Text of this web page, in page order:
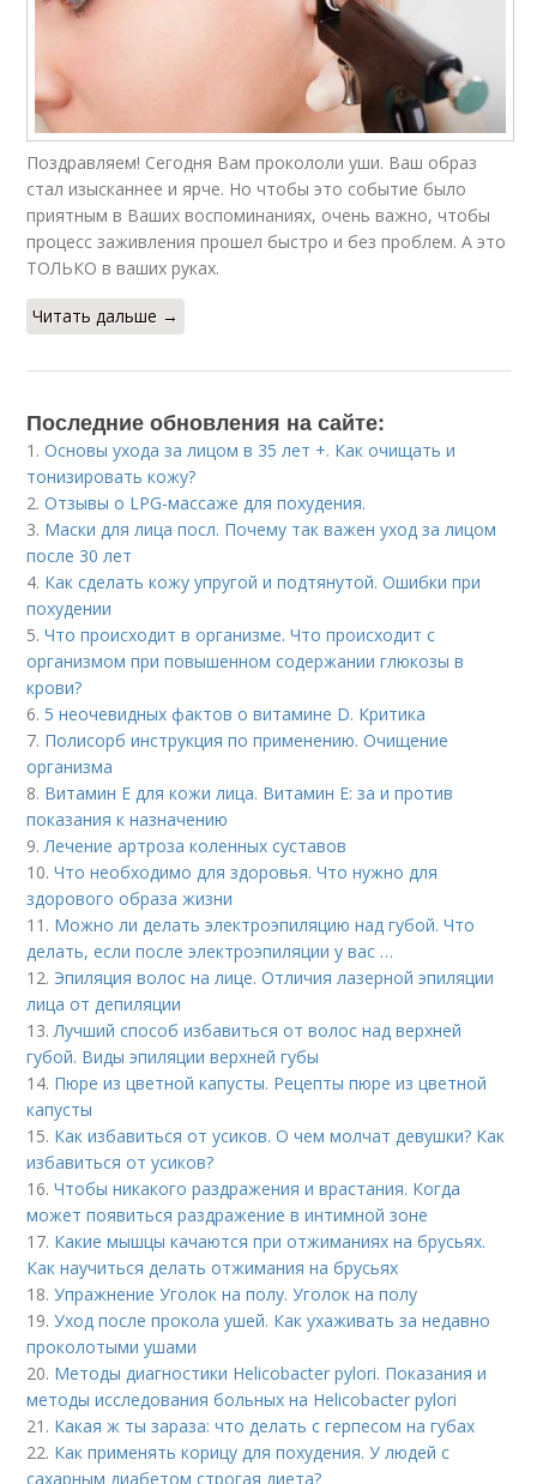
Поздравляем! Сегодня Вам прокололи уши. Ваш образ
стал изысканнее и ярче. Но чтобы это событие было
приятным в Ваших воспоминаниях, очень важно, чтобы
процесс заживления прошел быстро и без проблем. А это
ТОЛЬКО в ваших руках.
Читать дальше →
Последние обновления на сайте:
1.Основы ухода за лицом в 35 лет +. Как очищать и
тонизировать кожу?
2.Отзывы о LPG-массаже для похудения.
3. Маски для лица посл. Почему так важен уход за лицом
после 30 лет
4. Как сделать кожу упругой и подтянутой. Ошибки при
похудении
5.Что происходит в организме. Что происходит с
организмом при повышенном содержании глюкозы в
крови?
6. 5 неочевидных фактов о витамине D. Критика
7. Полисорб инструкция по применению. Очищение
организма
8. Витамин E для кожи лица. Витамин Е: за и против
показания к назначению
9.Лечение артроза коленных суставов
10.Что необходимо для здоровья. Что нужно для
здорового образа жизни
11. Можно ли делать электроэпиляцию над губой. Что
делать, если после электроэпиляции у вас …
12. Эпиляция волос на лице. Отличия лазерной эпиляции
лица от депиляции
13.Лучший способ избавиться от волос над верхней
губой. Виды эпиляции верхней губы
14. Пюре из цветной капусты. Рецепты пюре из цветной
капусты
15. Как избавиться от усиков. О чем молчат девушки? Как
избавиться от усиков?
16.Чтобы никакого раздражения и врастания. Когда
может появиться раздражение в интимной зоне
17. Какие мышцы качаются при отжиманиях на брусьях.
Как научиться делать отжимания на брусьях
18.Упражнение Уголок на полу. Уголок на полу
19.Уход после прокола ушей. Как ухаживать за недавно
проколотыми ушами
20. Методы диагностики Helicobacter pylori. Показания и
методы исследования больных на Helicobacter pylori
21. Какая ж ты зараза: что делать с герпесом на губах
22. Как применять корицу для похудения. У людей с
сахарным диабетом строгая диета?